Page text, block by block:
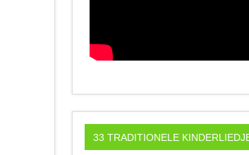
33 TRADITIONELE